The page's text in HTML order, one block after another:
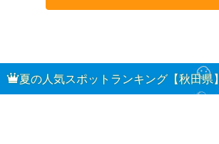
夏の人気スポットランキング【秋田県】